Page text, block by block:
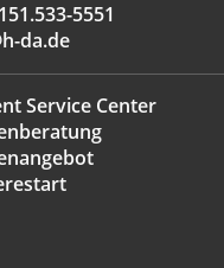
5551
da.de
Service Center